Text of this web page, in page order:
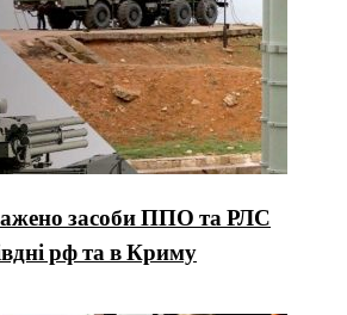
засоби ППО та РЛС
рф та в Криму